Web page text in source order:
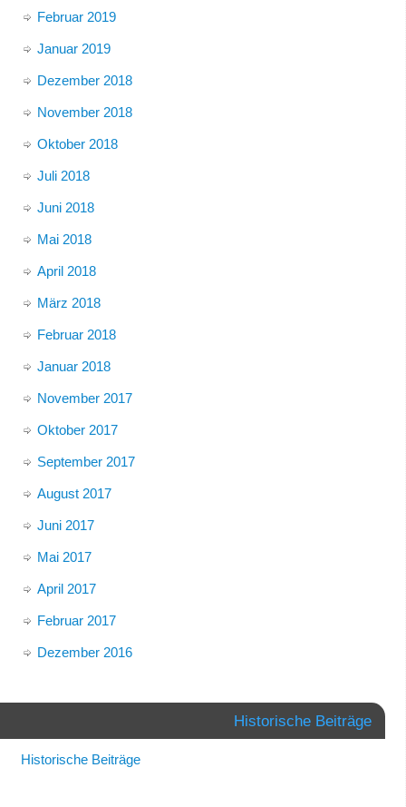
Februar 2019
Januar 2019
Dezember 2018
November 2018
Oktober 2018
Juli 2018
Juni 2018
Mai 2018
April 2018
März 2018
Februar 2018
Januar 2018
November 2017
Oktober 2017
September 2017
August 2017
Juni 2017
Mai 2017
April 2017
Februar 2017
Dezember 2016
Historische Beiträge
Historische Beiträge